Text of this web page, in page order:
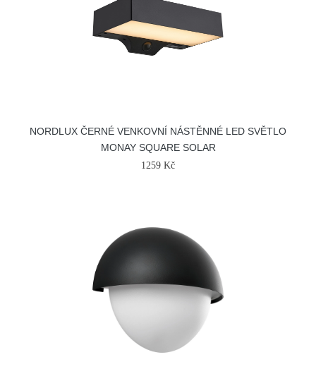
NORDLUX ČERNÉ VENKOVNÍ NÁSTĚNNÉ LED SVĚTLO
MONAY SQUARE SOLAR
1259 Kč